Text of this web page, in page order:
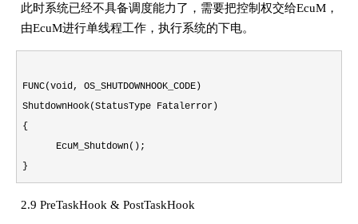
此时系统已经不具备调度能力了，需要把控制权交给EcuM，
由EcuM进行单线程工作，执行系统的下电。
FUNC(void, OS_SHUTDOWNHOOK_CODE)
ShutdownHook(StatusType Fatalerror)
{
EcuM_Shutdown();
}
2.9 PreTaskHook & PostTaskHook